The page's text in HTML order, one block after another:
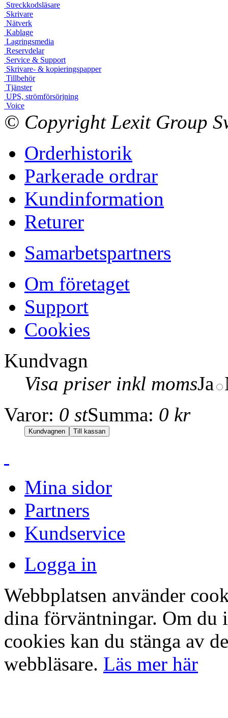
Streckkodsläsare
Skrivare
Nätverk
Kablage
Lagringsmedia
Reservdelar
Service & Support
Skrivare- & kopieringspapper
Tillbehör
Tjänster
UPS, strömförsörjning
Voice
© Copyright Lexit Group
Orderhistorik
Parkerade ordrar
Kundinformation
Returer
Samarbetspartners
Om företaget
Support
Cookies
Kundvagn
Visa priser inkl momsJa
Varor: 0 stSumma: 0 kr
Mina sidor
Partners
Kundservice
Logga in
Webbplatsen använder
dina förväntningar. Om du
cookies kan du stänga av
webbläsare. Läs mer här